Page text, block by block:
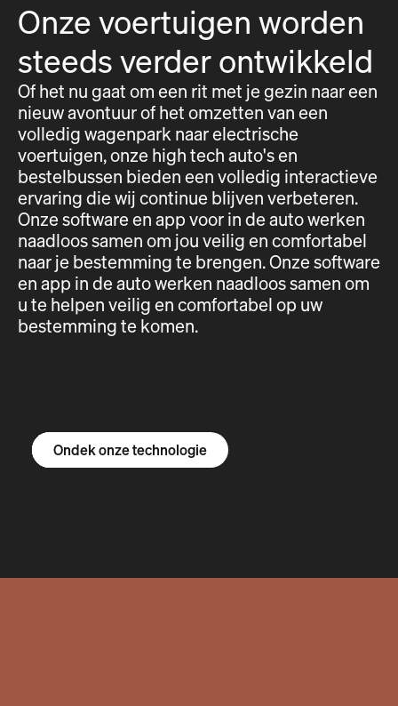
Onze voertuigen worden
steeds verder ontwikkeld
Of het nu gaat om een rit met je gezin naar een
nieuw avontuur of het omzetten van een
volledig wagenpark naar electrische
voertuigen, onze high tech auto's en
bestelbussen bieden een volledig interactieve
ervaring die wij continue blijven verbeteren.
Onze software en app voor in de auto werken
naadloos samen om jou veilig en comfortabel
naar je bestemming te brengen. Onze software
en app in de auto werken naadloos samen om
u te helpen veilig en comfortabel op uw
bestemming te komen.
Ontdek de R1S
Ontdek de R1T
Ontdek de bestelbus
Ondek onze technologie